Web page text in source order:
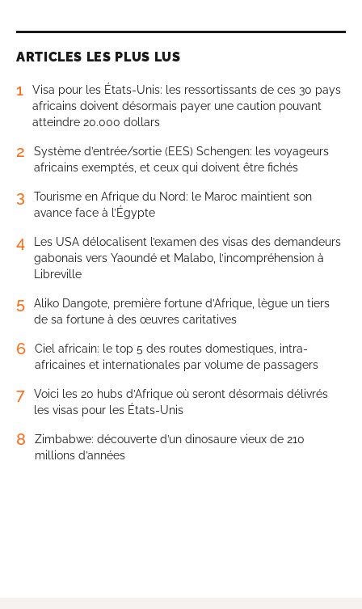
ARTICLES LES PLUS LUS
1
Visa pour les États-Unis: les ressortissants de ces 30 pays
africains doivent désormais payer une caution pouvant
atteindre 20.000 dollars
2
Système d’entrée/sortie (EES) Schengen: les voyageurs
africains exemptés, et ceux qui doivent être fichés
3
Tourisme en Afrique du Nord: le Maroc maintient son
avance face à l’Égypte
4
Les USA délocalisent l’examen des visas des demandeurs
gabonais vers Yaoundé et Malabo, l’incompréhension à
Libreville
5
Aliko Dangote, première fortune d’Afrique, lègue un tiers
de sa fortune à des œuvres caritatives
6
Ciel africain: le top 5 des routes domestiques, intra-
africaines et internationales par volume de passagers
7
Voici les 20 hubs d’Afrique où seront désormais délivrés
les visas pour les États-Unis
8
Zimbabwe: découverte d’un dinosaure vieux de 210
millions d’années